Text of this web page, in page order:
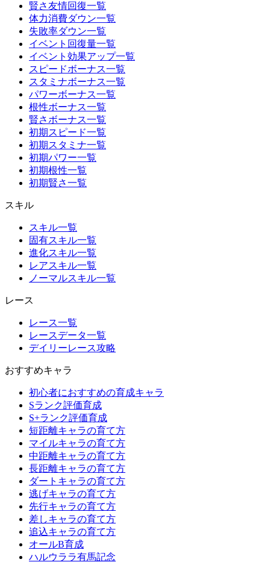
賢さ友情回復一覧
体力消費ダウン一覧
失敗率ダウン一覧
イベント回復量一覧
イベント効果アップ一覧
スピードボーナス一覧
スタミナボーナス一覧
パワーボーナス一覧
根性ボーナス一覧
賢さボーナス一覧
初期スピード一覧
初期スタミナ一覧
初期パワー一覧
初期根性一覧
初期賢さ一覧
スキル
スキル一覧
固有スキル一覧
進化スキル一覧
レアスキル一覧
ノーマルスキル一覧
レース
レース一覧
レースデータ一覧
デイリーレース攻略
おすすめキャラ
初心者におすすめの育成キャラ
Sランク評価育成
S+ランク評価育成
短距離キャラの育て方
マイルキャラの育て方
中距離キャラの育て方
長距離キャラの育て方
ダートキャラの育て方
逃げキャラの育て方
先行キャラの育て方
差しキャラの育て方
追込キャラの育て方
オールB育成
ハルウララ有馬記念